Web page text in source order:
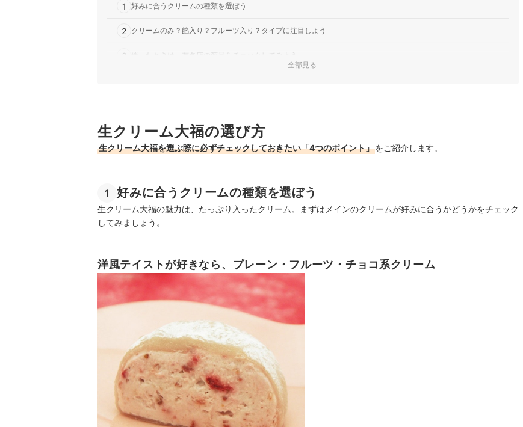
1 好みに合うクリームの種類を選ぼう
2 クリームのみ？餡入り？フルーツ入り？タイプに注目しよう
3 迷ったときは、有名店の商品をチェックしてみよう
生クリーム大福をおいしく食べるコツは？
おいしい和菓子をもっと探してみよう
全部見る
生クリーム大福の選び方
生クリーム大福を選ぶ際に必ずチェックしておきたい「4つのポイント」をご紹介します。
1 好みに合うクリームの種類を選ぼう
生クリーム大福の魅力は、たっぷり入ったクリーム。まずはメインのクリームが好みに合うかどうかをチェック
してみましょう。
洋風テイストが好きなら、プレーン・フルーツ・チョコ系クリーム